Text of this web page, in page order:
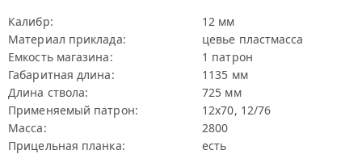
Калибр:
12 мм
Материал приклада:
цевье пластмасса
Емкость магазина:
1 патрон
Габаритная длина:
1135 мм
Длина ствола:
725 мм
Применяемый патрон:
12х70, 12/76
Масса:
2800
Прицельная планка:
есть